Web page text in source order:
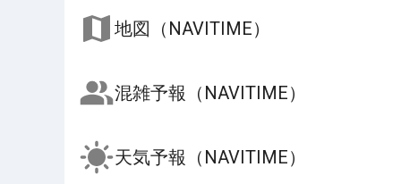
地図（NAVITIME）
混雑予報（NAVITIME）
天気予報（NAVITIME）